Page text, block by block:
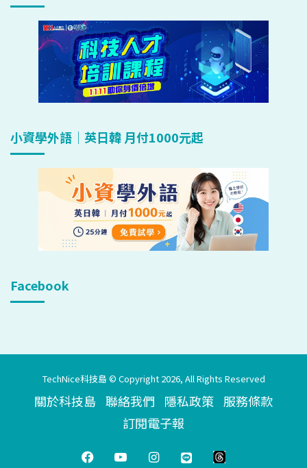
小資學外語｜英日韓 月付1000元起
Facebook
TechNice科技島 © Copyright 2026, All Rights Reserved
關於科技島 聯絡我們 隱私政策 服務條款
訂閱電子報